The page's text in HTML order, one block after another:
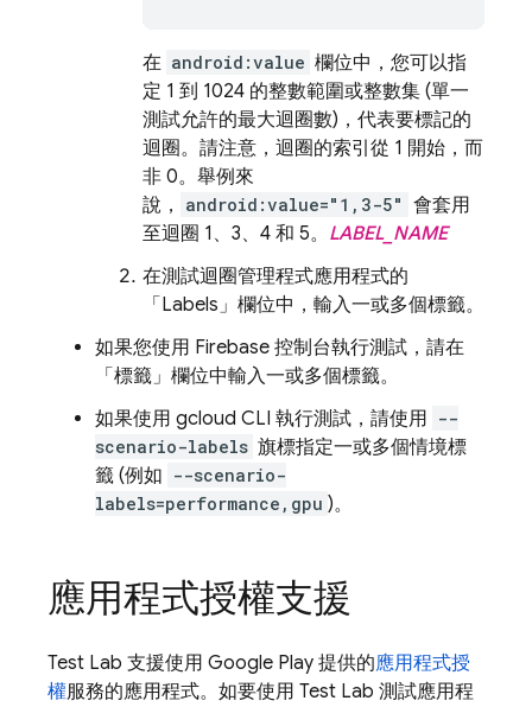
在 android:value 欄位中，您可以指
定 1 到 1024 的整數範圍或整數集 (單一
測試允許的最大迴圈數)，代表要標記的
迴圈。請注意，迴圈的索引從 1 開始，而
非 0。舉例來
說，
android:value="1,3-5" 會套用
至迴圈 1、3、4 和 5。 LABEL_NAME
在測試迴圈管理程式應用程式的
「Labels」 欄位中，輸入一或多個標籤。
如果您使用 Firebase 控制台執行測試，請在
「標籤」 欄位中輸入一或多個標籤。
如果使用 gcloud CLI 執行測試，請使用 --
scenario-labels 旗標指定一或多個情境標
籤 (例如 --scenario-
labels=performance,gpu )。
應用程式授權支援
Test Lab 支援使用 Google Play 提供的應用程式授
權服務的應用程式。如要使用 Test Lab 測試應用程